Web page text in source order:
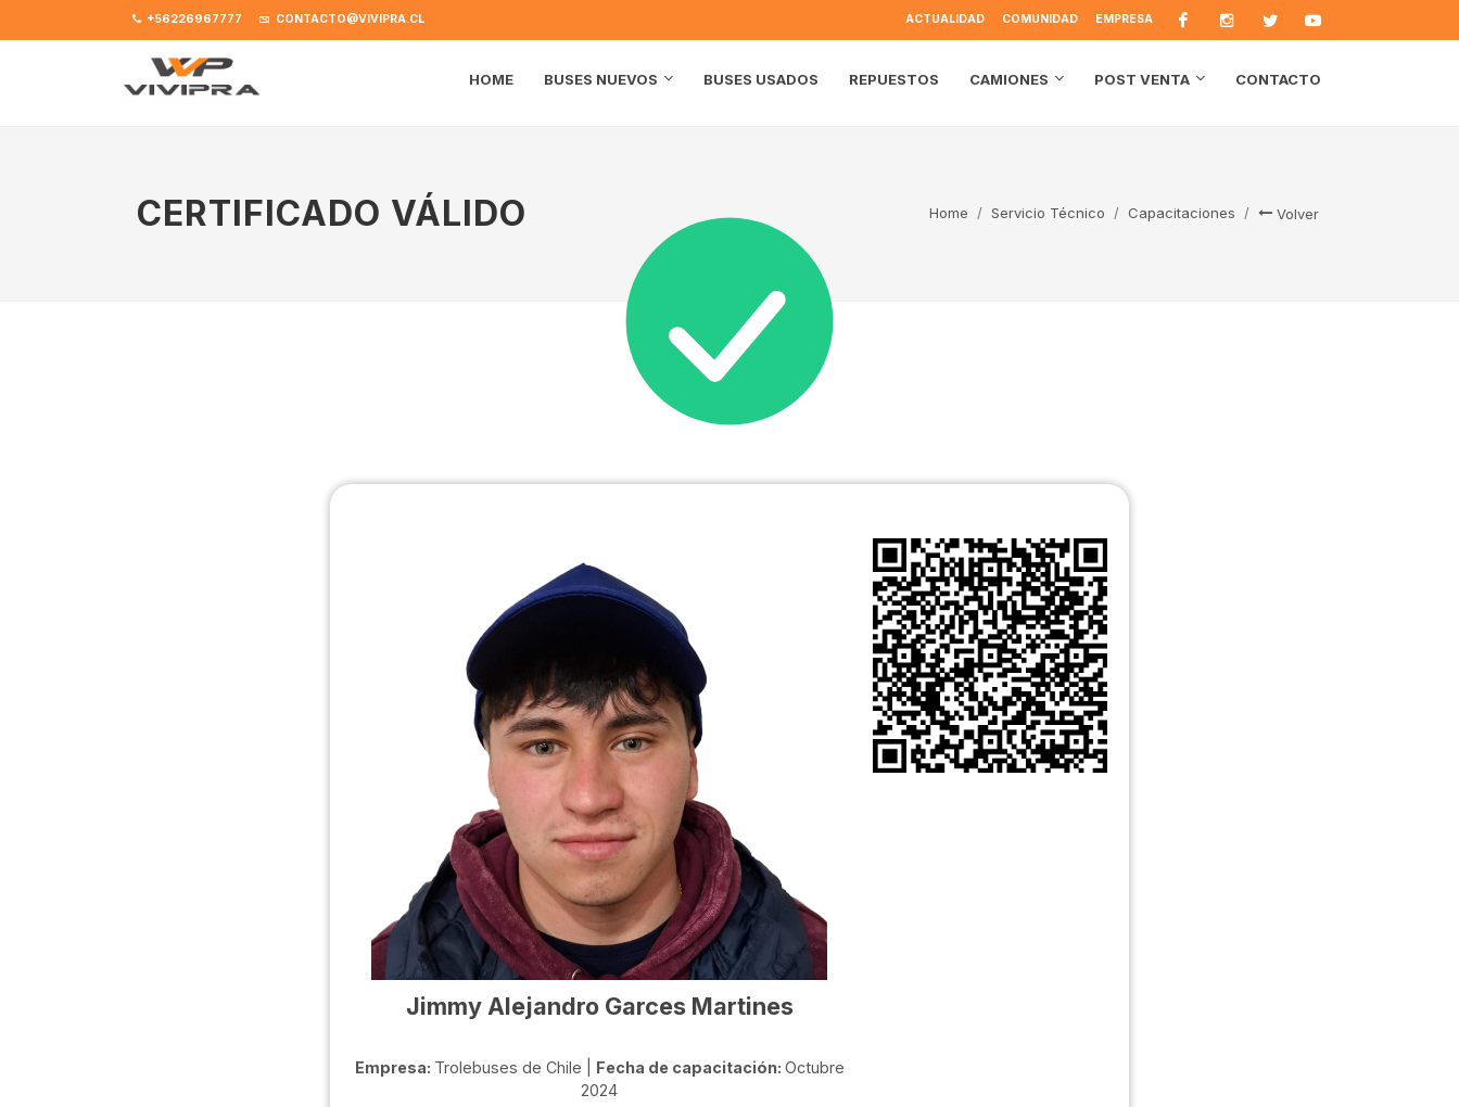
+56226967777 CONTACTO@VIVIPRA.CL ACTUALIDAD COMUNIDAD EMPRESA
HOME BUSES NUEVOS BUSES USADOS REPUESTOS CAMIONES POST VENTA CONTACTO
CERTIFICADO VÁLIDO Home Servicio Técnico Capacitaciones Volver
Jimmy Alejandro Garces Martines
Empresa: Trolebuses de Chile | Fecha de capacitación: Octubre
2024